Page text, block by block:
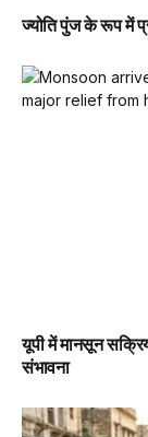
ज्योति पुंज के रूप में
यूपी में मानसून
संभावना